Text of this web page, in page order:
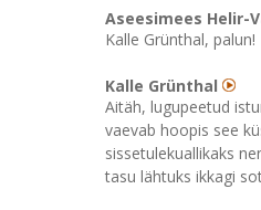
Aseesimees Helir-
Kalle Grünthal, palun!
Kalle Grünthal
Aitäh, lugupeetud
vaevab hoopis see
sissetulekuallikaks
tasu lähtuks ikkagi